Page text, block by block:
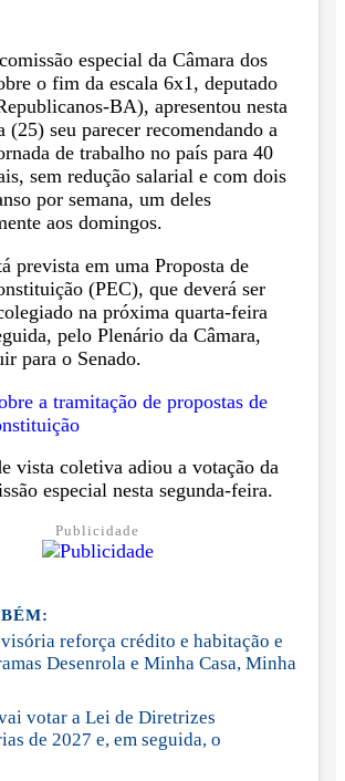
especial da Câmara dos
o fim da escala 6x1, deputado
BA), apresentou nesta
(25) seu parecer recomendando a
de trabalho no país para 40
sem redução salarial e com dois
por semana, um deles
aos domingos.
prevista em uma Proposta de
(PEC), que deverá ser
na próxima quarta-feira
pelo Plenário da Câmara,
para o Senado.
a tramitação de propostas de
vista coletiva adiou a votação da
especial nesta segunda-feira.
Publicidade
reforça crédito e habitação e
Desenrola e Minha Casa, Minha
votar a Lei de Diretrizes
de 2027 e, em seguida, o